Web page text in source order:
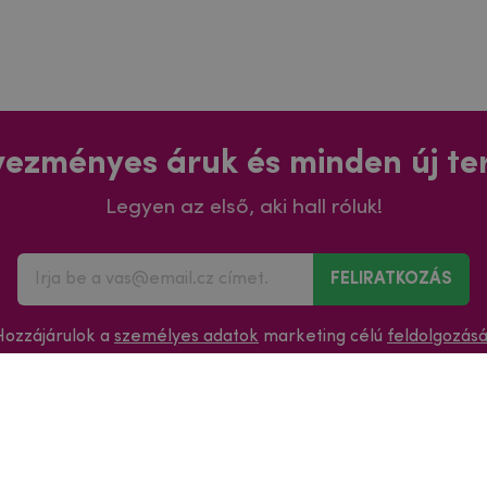
áruk és minden új
Legyen az első, aki hall róluk!
FELIRATKOZÁS
a személyes adatok marketing célú